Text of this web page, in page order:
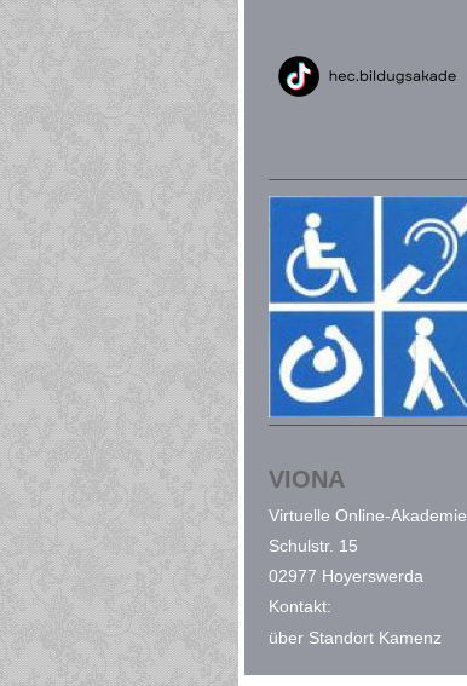
VIONA
Virtuelle Online-Akademie
Schulstr. 15
02977 Hoyerswerda
Kontakt:
über Standort Kamenz